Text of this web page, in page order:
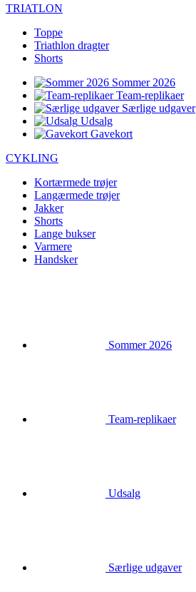
TRIATLON
Toppe
Triathlon dragter
Shorts
Sommer 2026
Team-replikaer
Særlige udgaver
Udsalg
Gavekort
CYKLING
Kortærmede trøjer
Langærmede trøjer
Jakker
Shorts
Lange bukser
Varmere
Handsker
Sommer 2026
Team-replikaer
Udsalg
Særlige udgaver